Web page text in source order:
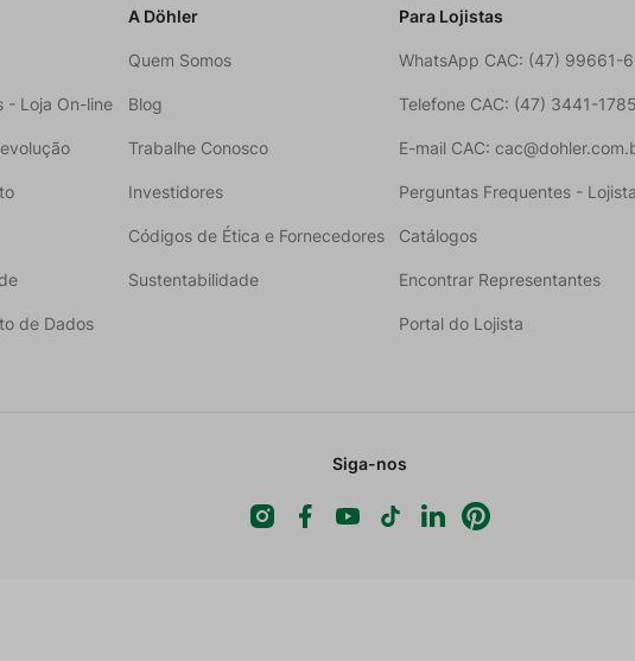
- Loja On-line
de Dados
A Döhler
Quem Somos
Blog
Trabalhe Conosco
Investidores
Códigos de Ética e Fornecedores
Sustentabilidade
Para Lojistas
WhatsApp CAC: (47) 99661-
Telefone CAC: (47) 3441-1785
E-mail CAC:
Perguntas Frequentes -
Catálogos
Encontrar Representantes
Portal do Lojista
Siga-nos